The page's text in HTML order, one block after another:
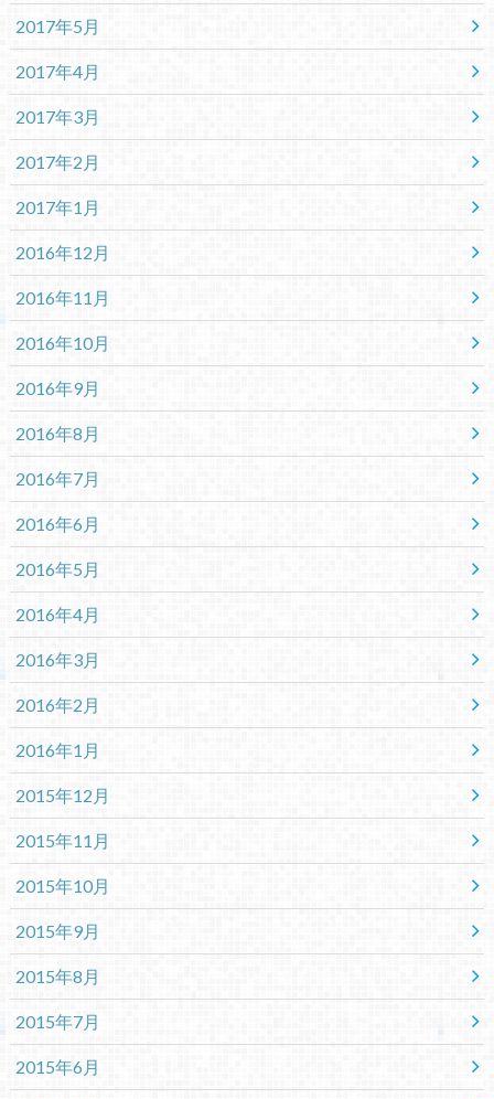
2017年5月
2017年4月
2017年3月
2017年2月
2017年1月
2016年12月
2016年11月
2016年10月
2016年9月
2016年8月
2016年7月
2016年6月
2016年5月
2016年4月
2016年3月
2016年2月
2016年1月
2015年12月
2015年11月
2015年10月
2015年9月
2015年8月
2015年7月
2015年6月